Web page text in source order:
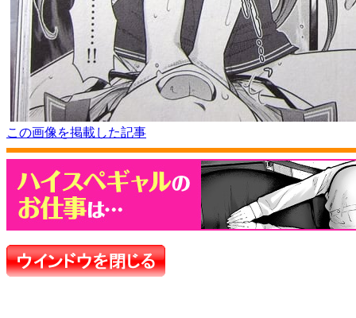
この画像を掲載した記事